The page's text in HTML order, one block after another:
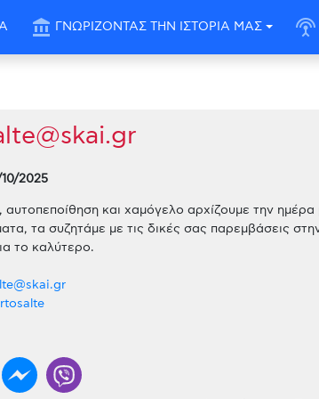
account_balance ΓΝΩΡΙΖΟΝΤΑΣ ΤΗΝ ΙΣΤΟΡΙΑ ΜΑΣ settings_input_antenna
2025
αυτοπεποίθηση και χαμόγελο αρχίζουμε την ημέρα
τα συζητάμε με τις δικές σας παρεμβάσεις
το καλύτερο.